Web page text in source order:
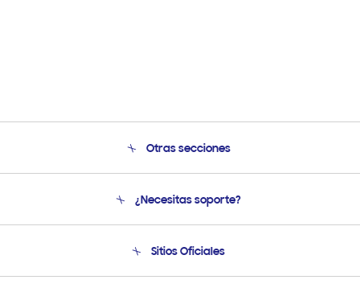
Otras secciones
Soporte
Seguimiento de tu pedido
¿Necesitas soporte?
Soporte vía eMail
Sitios Oficiales